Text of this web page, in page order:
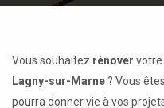
Vous souhaitez rénover votre
Lagny-sur-Marne ? Vous
pourra donner vie à vos